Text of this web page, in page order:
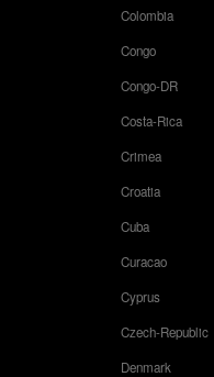
Colombia
Congo
Congo-DR
Costa-Rica
Crimea
Croatia
Cuba
Curacao
Cyprus
Czech-Republic
Denmark